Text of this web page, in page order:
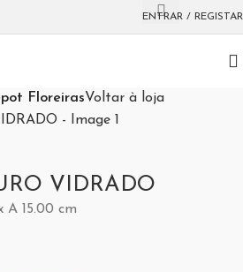
ENTRAR / REGISTAR
FloreirasVoltar à loja
VIDRADO
A 15.00 cm